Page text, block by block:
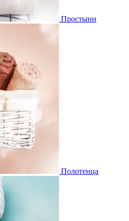
Простыни
Полотенца